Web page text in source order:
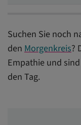
Suchen Sie noch
den Morgenkreis?
Empathie und
den Tag.